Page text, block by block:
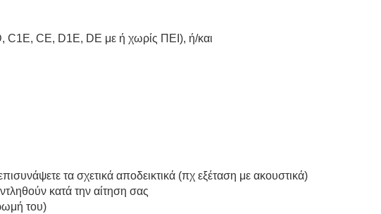
C1E, CE, D1E, DE με ή χωρίς ΠΕΙ), ή/και
τα σχετικά αποδεικτικά (πχ εξέταση με ακουστικά)
κατά την αίτηση σας
του)